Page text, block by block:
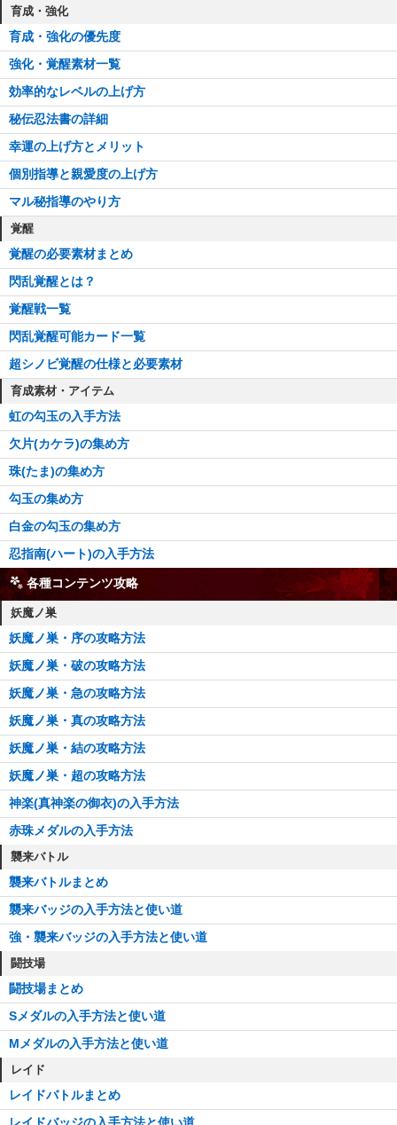
育成・強化
育成・強化の優先度
強化・覚醒素材一覧
効率的なレベルの上げ方
秘伝忍法書の詳細
幸運の上げ方とメリット
個別指導と親愛度の上げ方
マル秘指導のやり方
覚醒
覚醒の必要素材まとめ
閃乱覚醒とは？
覚醒戦一覧
閃乱覚醒可能カード一覧
超シノビ覚醒の仕様と必要素材
育成素材・アイテム
虹の勾玉の入手方法
欠片(カケラ)の集め方
珠(たま)の集め方
勾玉の集め方
白金の勾玉の集め方
忍指南(ハート)の入手方法
各種コンテンツ攻略
妖魔ノ巣
妖魔ノ巣・序の攻略方法
妖魔ノ巣・破の攻略方法
妖魔ノ巣・急の攻略方法
妖魔ノ巣・真の攻略方法
妖魔ノ巣・結の攻略方法
妖魔ノ巣・超の攻略方法
神楽(真神楽の御衣)の入手方法
赤珠メダルの入手方法
襲来バトル
襲来バトルまとめ
襲来バッジの入手方法と使い道
強・襲来バッジの入手方法と使い道
闘技場
闘技場まとめ
Sメダルの入手方法と使い道
Mメダルの入手方法と使い道
レイド
レイドバトルまとめ
レイドバッジの入手方法と使い道